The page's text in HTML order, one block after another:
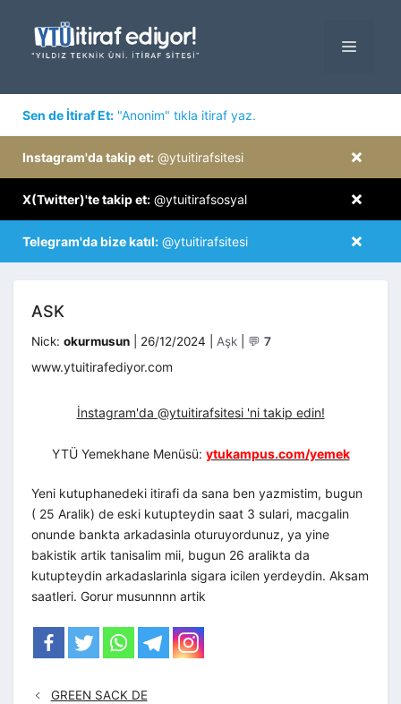
MENÜ
Sen de İtiraf Et: "Anonim" tıkla itiraf yaz.
×
Instagram'da takip et: @ytuitirafsitesi
×
X(Twitter)'te takip et: @ytuitirafsosyal
×
Telegram'da bize katıl: @ytuitirafsitesi
ASK
Nick: okurmusun 26/12/2024 Kategoriler
Aşk 💬 7
www.ytuitirafediyor.com
İnstagram'da @ytuitirafsitesi 'ni takip edin!
YTÜ Yemekhane Menüsü: ytukampus.com/yemek
Yeni kutuphanedeki itirafi da sana ben yazmistim, bugun
( 25 Aralik) de eski kutupteydin saat 3 sulari, macgalin
onunde bankta arkadasinla oturuyordunuz, ya yine
bakistik artik tanisalim mii, bugun 26 aralikta da
kutupteydin arkadaslarinla sigara icilen yerdeydin. Aksam
saatleri. Gorur musunnnn artik
GREEN SACK DE